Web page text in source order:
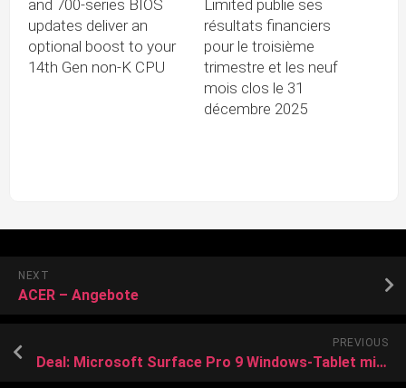
and 700-series BIOS
updates deliver an
optional boost to your
14th Gen non-K CPU
Limited publie ses
résultats financiers
pour le troisième
trimestre et les neuf
mois clos le 31
décembre 2025
NEXT
ACER – Angebote
PREVIOUS
Deal: Microsoft Surface Pro 9 Windows-Tablet mit Core i5 zum Tiefpreis bei Amazon